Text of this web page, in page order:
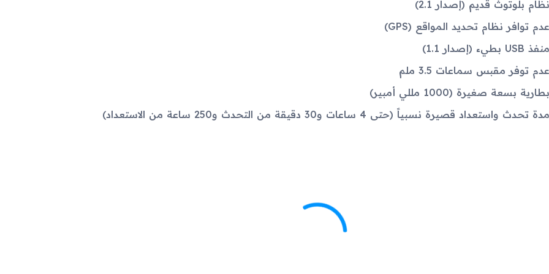
نظام بلوتوث قديم (إصدار 2.1)
عدم توافر نظام تحديد المواقع (GPS)
منفذ USB بطيء (إصدار 1.1)
عدم توفر مقبس سماعات 3.5 ملم
بطارية بسعة صغيرة (1000 مللي أمبير)
مدة تحدث واستعداد قصيرة نسبياً (حتى 4 ساعات و30 دقيقة من التحدث و250 ساعة من الاستعداد)